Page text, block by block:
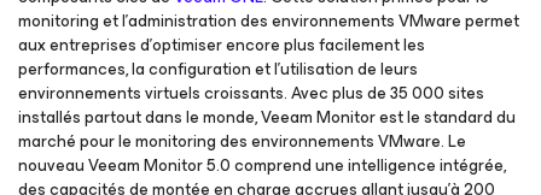
monitoring et l’administration des environnements VMware permet
aux entreprises d’optimiser encore plus facilement les
performances, la configuration et l’utilisation de leurs
environnements virtuels croissants. Avec plus de 35 000 sites
installés partout dans le monde, Veeam Monitor est le standard du
marché pour le monitoring des environnements VMware. Le
nouveau Veeam Monitor 5.0 comprend une intelligence intégrée,